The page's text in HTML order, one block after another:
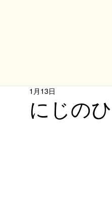
にじの
1月13日